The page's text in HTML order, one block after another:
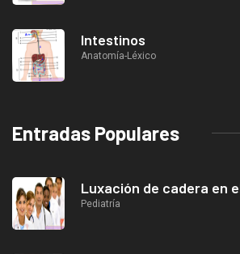
Intestinos
Anatomía-Léxico
Entradas Populares
Luxación de cadera en
Pediatría